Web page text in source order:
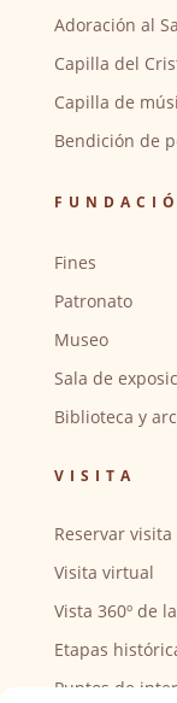
Adoración al
Capilla del
Capilla de
Bendición de
Fines
Patronato
Museo
Sala de
Biblioteca y
VISITA
Reservar
Visita virtual
Vista 360º de
Etapas
Puntos de